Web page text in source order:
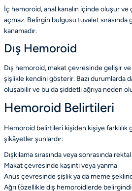
İç hemoroid, anal kanalın içinde oluşur ve
açmaz. Belirgin bulgusu tuvalet sırasında
kanamadır.
Dış Hemoroid
Dış hemoroid, makat çevresinde gelişir ve
şişlikle kendini gösterir. Bazı durumlarda
oluşabilir ve bu da şiddetli ağrıya neden
Hemoroid Belirtileri
Hemoroid belirtileri kişiden kişiye farklılık
şikâyetler şunlardır:
Dışkılama sırasında veya sonrasında
Makat çevresinde kaşıntı veya yanma
Anüs çevresinde şişlik ya da meme
Ağrı (özellikle dış hemoroidlerde